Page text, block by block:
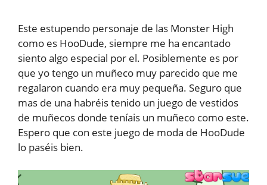
Este estupendo personaje de las Monster High
como es HooDude, siempre me ha encantado
siento algo especial por el. Posiblemente es por
que yo tengo un muñeco muy parecido que me
regalaron cuando era muy pequeña. Seguro que
mas de una habréis tenido un juego de vestidos
de muñecos donde teníais un muñeco como este.
Espero que con este juego de moda de HooDude
lo paséis bien.